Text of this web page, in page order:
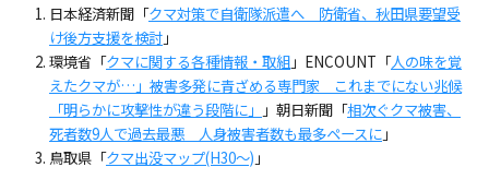
日本経済新聞「クマ対策で自衛隊派遣へ 防衛省、秋田県要望受
け後方支援を検討 」
環境省「クマに関する各種情報・取組 」ENCOUNT「人の味を覚
えたクマが…」被害多発に青ざめる専門家 これまでにない兆候
「明らかに攻撃性が違う段階に」 」朝日新聞「相次ぐクマ被害、
死者数9人で過去最悪 人身被害者数も最多ペースに 」
鳥取県「クマ出没マップ(H30～) 」